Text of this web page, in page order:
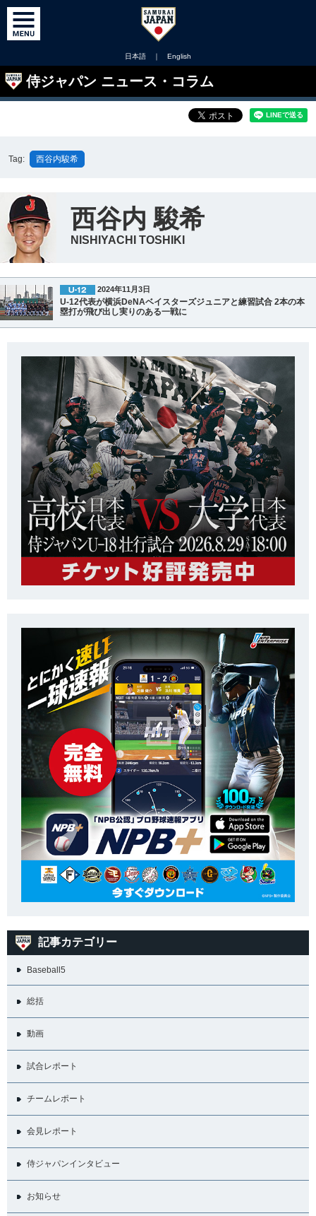
日本語 ｜ English
侍ジャパン ニュース・コラム
Tag: 西谷内駿希
西谷内 駿希
NISHIYACHI TOSHIKI
2024年11月3日
U-12代表が横浜DeNAベイスターズジュニアと練習試合 2本の本
塁打が飛び出し実りのある一戦に
記事カテゴリー
Baseball5
総括
動画
試合レポート
チームレポート
会見レポート
侍ジャパンインタビュー
お知らせ